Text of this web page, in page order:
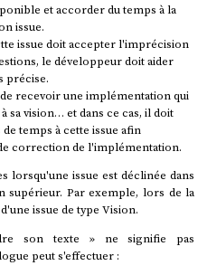
et accorder du temps à la
issue.
issue doit accepter l'imprécision
le développeur doit aider
précise.
recevoir une implémentation qui
sa vision… et dans ce cas, il doit
temps à cette issue afin
correction de l'implémentation.
lorsqu'une issue est déclinée dans
supérieur. Par exemple, lors de la
issue de type Vision.
son texte » ne signifie pas
peut s'effectuer :